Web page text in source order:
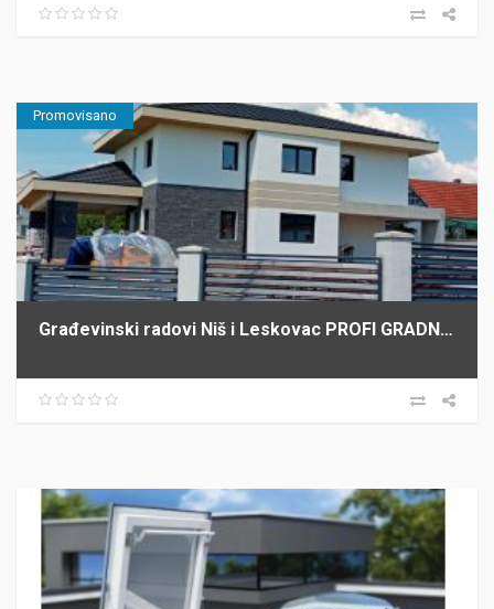
Promovisano
Građevinski radovi Niš i Leskovac PROFI GRADNJA SPASIĆ